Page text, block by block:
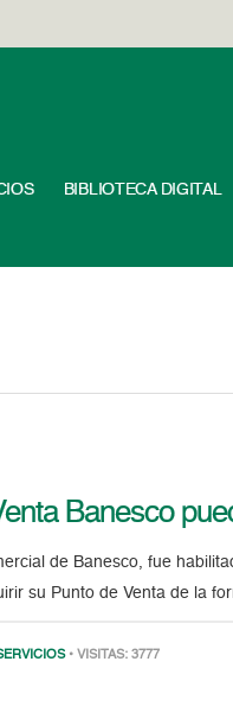
BIBLIOTECA DIGITAL
Banesco
de Banesco, fue
su Punto de Venta de la
• VISITAS: 3777